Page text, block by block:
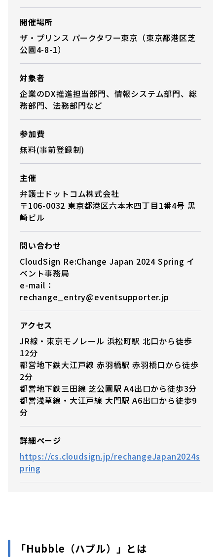
開催場所
ザ・プリンス パークタワー東京（東京都港区芝
公園4-8-1）
対象者
企業のDX推進担当部門、情報システム部門、総
務部門、法務部門など
参加費
無料(事前登録制)
主催
弁護士ドットコム株式会社
〒106-0032 東京都港区六本木四丁目1番4号 黒
崎ビル
問い合わせ
CloudSign Re:Change Japan 2024 Spring イ
ベント事務局
e-mail：
rechange_entry@eventsupporter.jp
アクセス
JR線・東京モノレール 浜松町駅 北口から徒歩
12分
都営地下鉄大江戸線 赤羽橋駅 赤羽橋口から徒歩
2分
都営地下鉄三田線 芝公園駅 A4出口から徒歩3分
都営浅草線・大江戸線 大門駅 A6出口から徒歩9
分
詳細ページ
https://cs.cloudsign.jp/rechangeJapan2024s
pring
「Hubble（ハブル）」 とは